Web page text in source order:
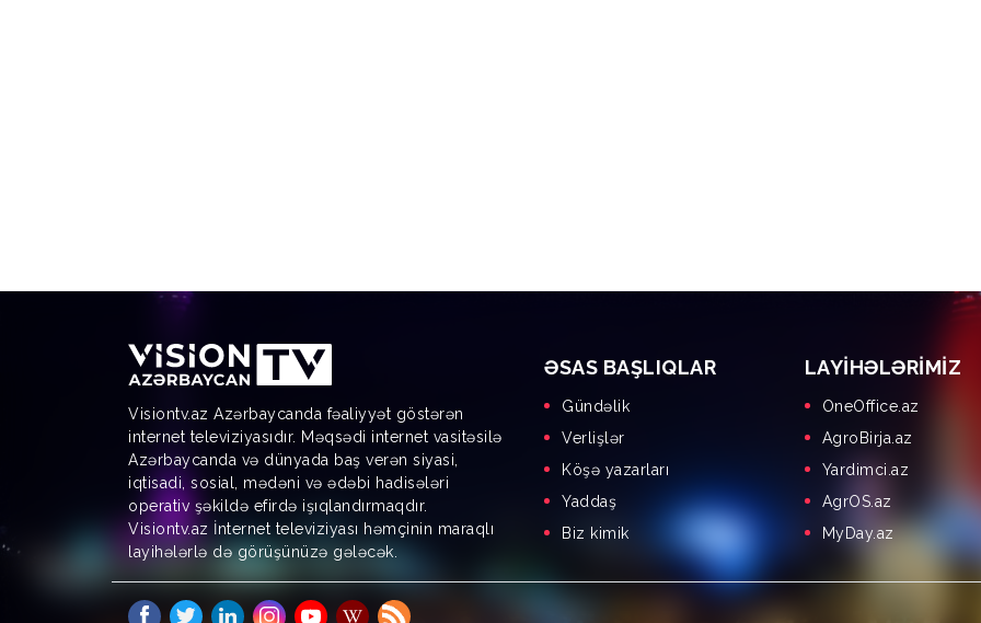
Visiontv.az Azərbaycanda fəaliyyət göstərən
internet televiziyasıdır. Məqsədi internet vasitəsilə
Azərbaycanda və dünyada baş verən siyasi,
iqtisadi, sosial, mədəni və ədəbi hadisələri
operativ şəkildə efirdə işıqlandırmaqdır.
Visiontv.az İnternet televiziyası həmçinin maraqlı
layihələrlə də görüşünüzə gələcək.
ƏSAS BAŞLIQLAR
Gündəlik
Verlişlər
Köşə yazarları
Yaddaş
Biz kimik
LAYIHƏLƏRIMIZ
OneOffice.az
AgroBirja.az
Yardimci.az
AgrOS.az
MyDay.az